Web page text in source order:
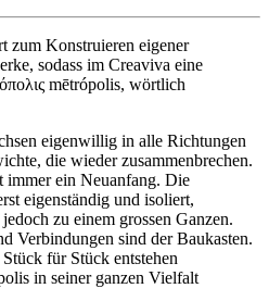
zum Konstruieren eigener
sodass im Creaviva eine
mētrópolis, wörtlich
eigenwillig in alle Richtungen
die wieder zusammenbrechen.
immer ein Neuanfang. Die
eigenständig und isoliert,
zu einem grossen Ganzen.
Verbindungen sind der Baukasten.
für Stück entstehen
in seiner ganzen Vielfalt